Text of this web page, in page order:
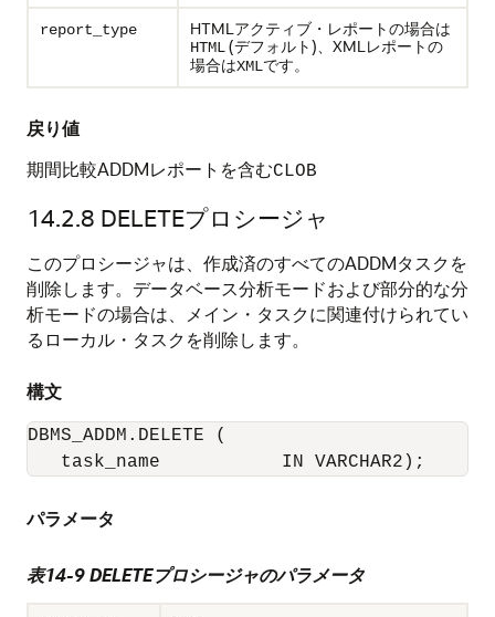
report_type HTMLアクティブ・レポートの場合は
HTML(デフォルト)、XMLレポートの
場合はXMLです。
戻り値
期間比較ADDMレポートを含むCLOB
14.2.8 DELETEプロシージャ
このプロシージャは、作成済のすべてのADDMタスクを
削除します。データベース分析モードおよび部分的な分
析モードの場合は、メイン・タスクに関連付けられてい
るローカル・タスクを削除します。
構文
DBMS_ADDM.DELETE (
   task_name           IN VARCHAR2);
パラメータ
表14-9 DELETEプロシージャのパラメータ